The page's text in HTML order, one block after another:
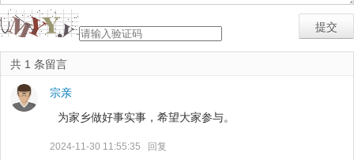
共 1 条留言
宗亲
为家乡做好事实事，希望大家参与。
2024-11-30 11:55:35 回复